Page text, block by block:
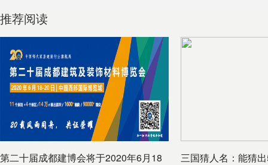
推荐阅读
第二十届成都建博会将于2020年6月18
三国猜人名：能猜